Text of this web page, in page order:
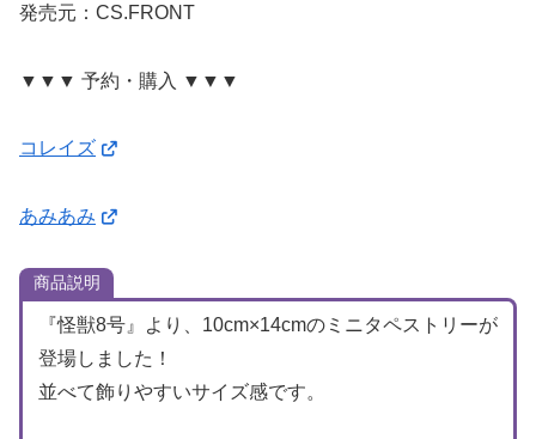
発売元：CS.FRONT
▼▼▼ 予約・購入 ▼▼▼
コレイズ
あみあみ
商品説明
『怪獣8号』より、10cm×14cmのミニタペストリーが
登場しました！
並べて飾りやすいサイズ感です。